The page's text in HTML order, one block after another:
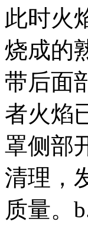
此时火
烧成的
带后面
者火焰
罩侧部
清理，
质量。